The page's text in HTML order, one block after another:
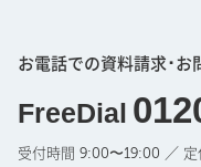
お電話での資料請求･お
FreeDial
受付時間 9:00〜19:00 ／